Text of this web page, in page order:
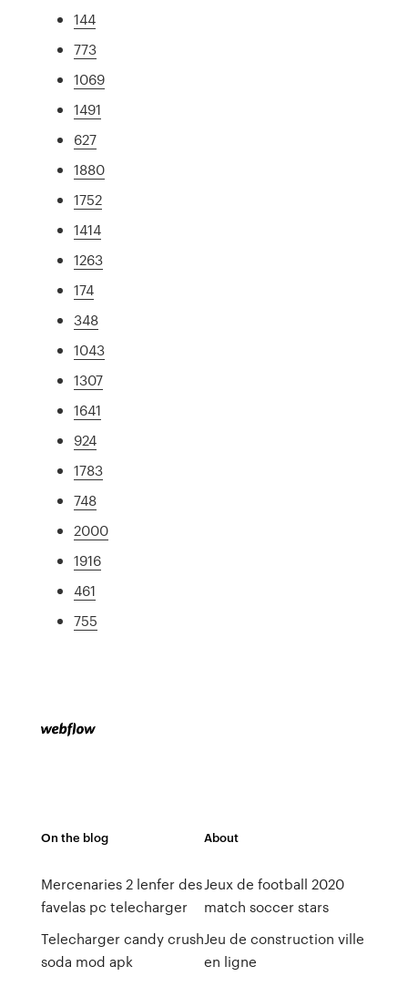
144
773
1069
1491
627
1880
1752
1414
1263
174
348
1043
1307
1641
924
1783
748
2000
1916
461
755
On the blog
Mercenaries 2 lenfer des
favelas pc telecharger
Telecharger candy crush
soda mod apk
About
Jeux de football 2020
match soccer stars
Jeu de construction ville
en ligne